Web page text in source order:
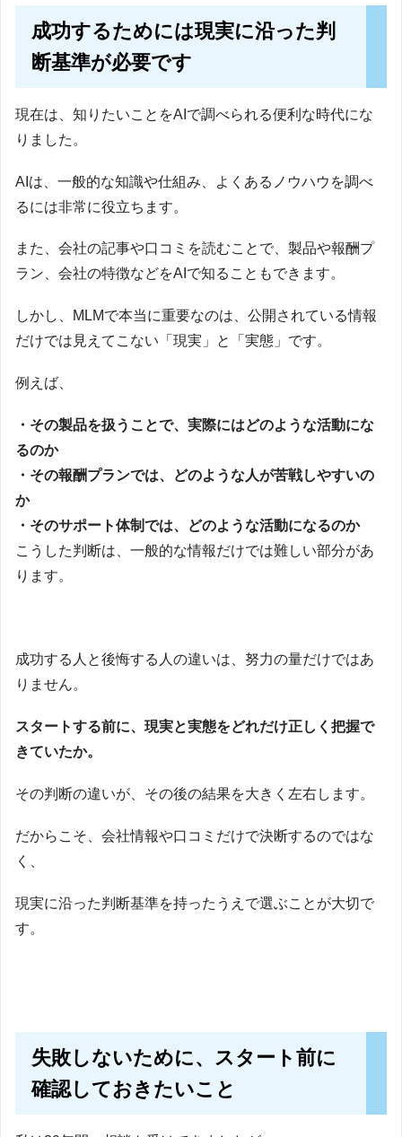
成功するためには現実に沿った判
断基準が必要です
現在は、知りたいことをAIで調べられる便利な時代にな
りました。
AIは、一般的な知識や仕組み、よくあるノウハウを調べ
るには非常に役立ちます。
また、会社の記事や口コミを読むことで、製品や報酬プ
ラン、会社の特徴などをAIで知ることもできます。
しかし、MLMで本当に重要なのは、公開されている情報
だけでは見えてこない「現実」と「実態」です。
例えば、
・その製品を扱うことで、実際にはどのような活動にな
るのか
・その報酬プランでは、どのような人が苦戦しやすいの
か
・そのサポート体制では、どのような活動になるのか
こうした判断は、一般的な情報だけでは難しい部分があ
ります。
成功する人と後悔する人の違いは、努力の量だけではあ
りません。
スタートする前に、現実と実態をどれだけ正しく把握で
きていたか。
その判断の違いが、その後の結果を大きく左右します。
だからこそ、会社情報や口コミだけで決断するのではな
く、
現実に沿った判断基準を持ったうえで選ぶことが大切で
す。
失敗しないために、スタート前に
確認しておきたいこと